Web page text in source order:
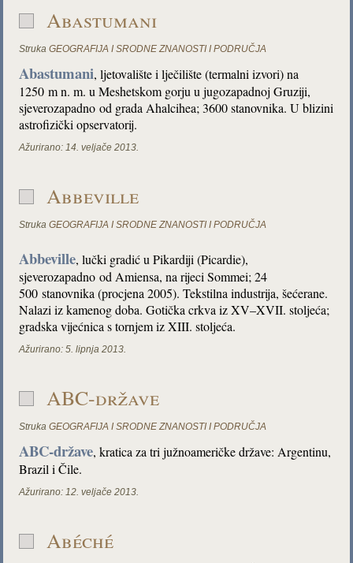
Abastumani
Struka GEOGRAFIJA I SRODNE ZNANOSTI I PODRUČJA
Abastumani, ljetovalište i lječilište (termalni izvori) na
1250 m n. m. u Meshetskom gorju u jugozapadnoj Gruziji,
sjeverozapadno od grada Ahalcihea; 3600 stanovnika. U blizini
astrofizički opservatorij.
Ažurirano: 14. veljače 2013.
Abbeville
Struka GEOGRAFIJA I SRODNE ZNANOSTI I PODRUČJA
Abbeville, lučki gradić u Pikardiji (Picardie),
sjeverozapadno od Amiensa, na rijeci Sommei;24
500 stanovnika (procjena 2005). Tekstilna industrija, šećerane.
Nalazi iz kamenog doba. Gotička crkva iz XV–XVII. stoljeća;
gradska vijećnica s tornjem iz XIII. stoljeća.
Ažurirano: 5. lipnja 2013.
ABC-države
Struka GEOGRAFIJA I SRODNE ZNANOSTI I PODRUČJA
ABC-države, kratica za tri južnoameričke države: Argentinu,
Brazil i Čile.
Ažurirano: 12. veljače 2013.
Abéché